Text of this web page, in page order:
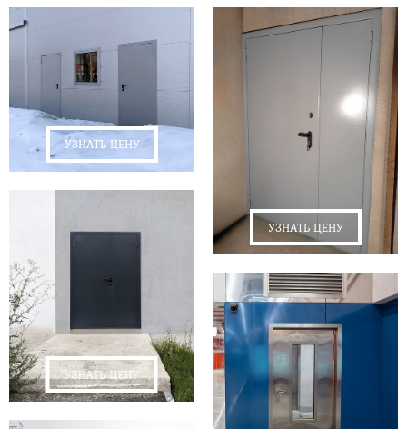
УЗНАТЬ ЦЕНУ
УЗНАТЬ ЦЕНУ
УЗНАТЬ ЦЕНУ